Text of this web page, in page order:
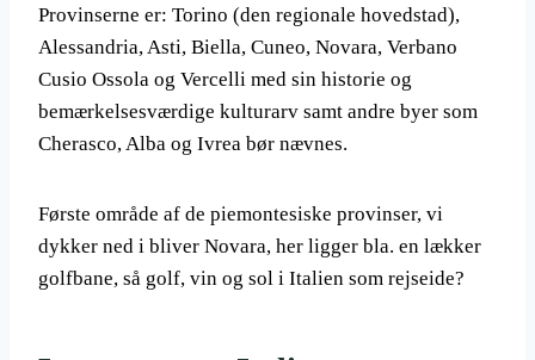
Provinserne er: Torino (den regionale hovedstad),
Alessandria, Asti, Biella, Cuneo, Novara, Verbano
Cusio Ossola og Vercelli med sin historie og
bemærkelsesværdige kulturarv samt andre byer som
Cherasco, Alba og Ivrea bør nævnes.
Første område af de piemontesiske provinser, vi
dykker ned i bliver Novara, her ligger bla. en lækker
golfbane, så golf, vin og sol i Italien som rejseide?